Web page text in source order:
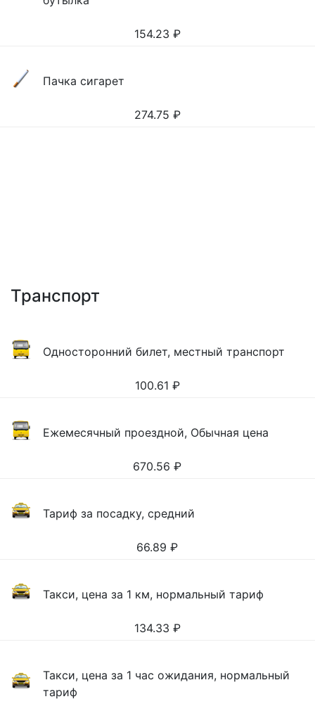
154.23 ₽
Пачка сигарет
274.75 ₽
Транспорт
Односторонний билет, местный транспорт
100.61 ₽
Ежемесячный проездной, Обычная цена
670.56 ₽
Тариф за посадку, средний
66.89 ₽
Такси, цена за 1 км, нормальный тариф
134.33 ₽
Такси, цена за 1 час ожидания, нормальный
тариф